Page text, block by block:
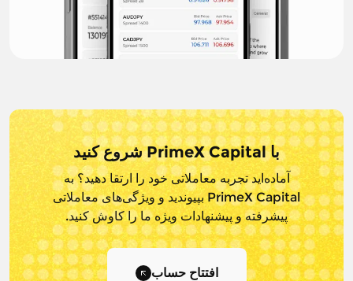
با PrimeX Capital شروع کنید
آماده‌اید تجربه معاملاتی خود را ارتقا دهید؟ به
PrimeX Capital بپیوندید و
ویژگی‌های معاملاتی
پیشرفته و پیشنهادات ویژه ما را کاوش کنید.
افتتاح حساب